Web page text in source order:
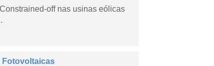
off nas usinas eólicas
Fotovoltaicas